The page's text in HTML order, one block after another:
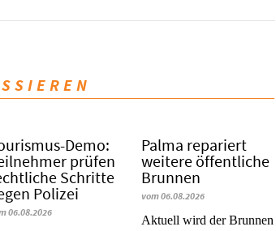
Demo:
prüfen
Schritte
Polizei
06.08.2026
Palma repariert
weitere öffentliche
Brunnen
vom 06.08.2026
Aktuell wird der Brunnen